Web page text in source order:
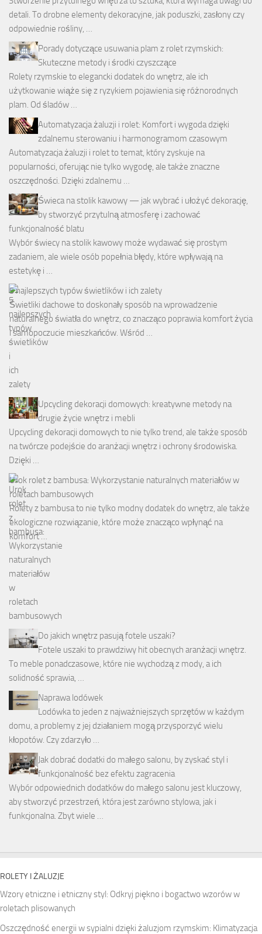
detali. To drobne elementy dekoracyjne, jak poduszki, zasłony czy
odpowiednie rośliny, …
Porady dotyczące usuwania plam z rolet rzymskich:
Skuteczne metody i środki czyszczące
Rolety rzymskie to elegancki dodatek do wnętrz, ale ich
użytkowanie wiąże się z ryzykiem pojawienia się różnorodnych
plam. Od śladów …
Automatyzacja żaluzji i rolet: Komfort i wygoda dzięki
zdalnemu sterowaniu i harmonogramom czasowym
Automatyzacja żaluzji i rolet to temat, który zyskuje na
popularności, oferując nie tylko wygodę, ale także znaczne
oszczędności. Dzięki zdalnemu …
Świeca na stolik kawowy — jak wybrać i ułożyć dekorację,
by stworzyć przytulną atmosferę i zachować
funkcjonalność blatu
Wybór świecy na stolik kawowy może wydawać się prostym
zadaniem, ale wiele osób popełnia błędy, które wpływają na
estetykę i …
5 najlepszych typów świetlików i ich zalety
Świetliki dachowe to doskonały sposób na wprowadzenie
naturalnego światła do wnętrz, co znacząco poprawia komfort życia
i samopoczucie mieszkańców. Wśród …
Upcycling dekoracji domowych: kreatywne metody na
drugie życie wnętrz i mebli
Upcycling dekoracji domowych to nie tylko trend, ale także sposób
na twórcze podejście do aranżacji wnętrz i ochrony środowiska.
Dzięki …
Urok rolet z bambusa: Wykorzystanie naturalnych materiałów w
roletach bambusowych
Rolety z bambusa to nie tylko modny dodatek do wnętrz, ale także
ekologiczne rozwiązanie, które może znacząco wpłynąć na
komfort …
Do jakich wnętrz pasują fotele uszaki?
Fotele uszaki to prawdziwy hit obecnych aranżacji wnętrz.
To meble ponadczasowe, które nie wychodzą z mody, a ich
solidność sprawia, …
Naprawa lodówek
Lodówka to jeden z najważniejszych sprzętów w każdym
domu, a problemy z jej działaniem mogą przysporzyć wielu
kłopotów. Czy zdarzyło …
Jak dobrać dodatki do małego salonu, by zyskać styl i
funkcjonalność bez efektu zagracenia
Wybór odpowiednich dodatków do małego salonu jest kluczowy,
aby stworzyć przestrzeń, która jest zarówno stylowa, jak i
funkcjonalna. Zbyt wiele …
ROLETY I ŻALUZJE
Wzory etniczne i etniczny styl: Odkryj piękno i bogactwo wzorów w
roletach plisowanych
Oszczędność energii w sypialni dzięki żaluzjom rzymskim: Klimatyzacja